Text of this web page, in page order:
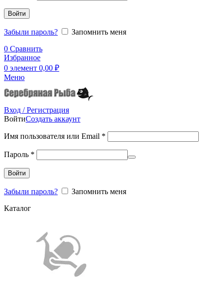
Войти
Забыли пароль?
Запомнить меня
0 Сравнить
Избранное
0 элемент 0,00 ₽
Меню
Вход / Регистрация
ВойтиСоздать аккаунт
Имя пользователя или Email *
Пароль *
Войти
Забыли пароль?
Запомнить меня
Каталог